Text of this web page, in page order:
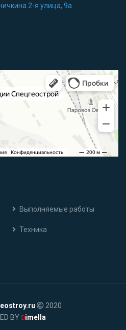
2-я улица, 9а
Выполняемые работы
Техника
2020
BY Dimella